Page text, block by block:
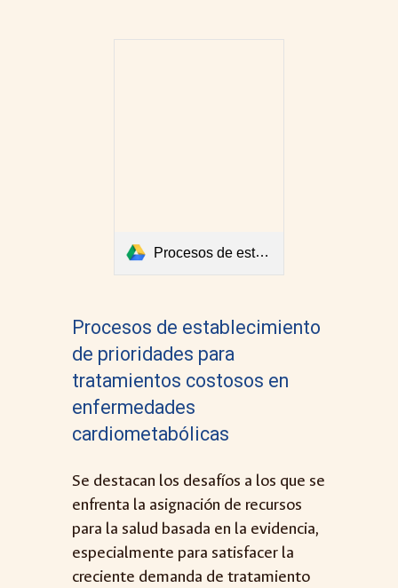
Procesos de establecimiento de prioridades para tratamientos costosos en enfermedades cardiometabólicas.pdf
Procesos de establecimiento
de prioridades para
tratamientos costosos en
enfermedades
cardiometabólicas
Se destacan los desafíos a los que se
enfrenta la asignación de recursos
para la salud basada en la evidencia,
especialmente para satisfacer la
creciente demanda de tratamiento